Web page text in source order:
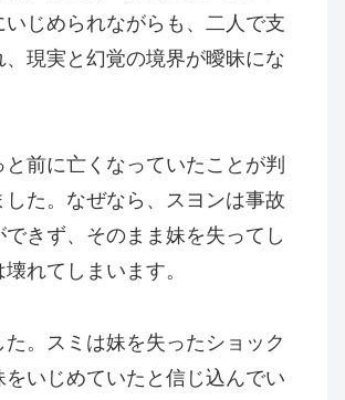
じめられながらも、二人で支
現実と幻覚の境界が曖昧にな
前に亡くなっていたことが判
た。なぜなら、スヨンは事故
きず、そのまま妹を失ってし
れてしまいます。
。スミは妹を失ったショック
いじめていたと信じ込んでい